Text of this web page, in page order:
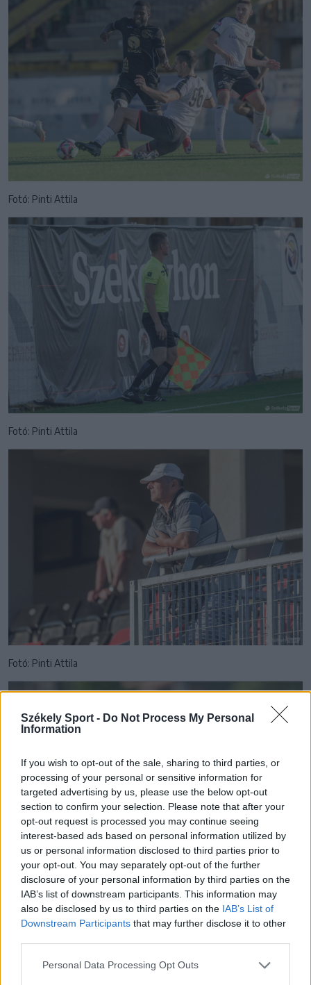
Székely Sport - Do Not Process My Personal
Information
If you wish to opt-out of the sale, sharing to third parties, or
processing of your personal or sensitive information for
targeted advertising by us, please use the below opt-out
section to confirm your selection. Please note that after your
opt-out request is processed you may continue seeing
interest-based ads based on personal information utilized by
us or personal information disclosed to third parties prior to
your opt-out. You may separately opt-out of the further
disclosure of your personal information by third parties on the
IAB’s list of downstream participants. This information may
also be disclosed by us to third parties on the IAB’s List of
Downstream Participants that may further disclose it to other
Personal Data Processing Opt Outs
Fotó: Pinti Attila
Fotó: Pinti Attila
Fotó: Pinti Attila